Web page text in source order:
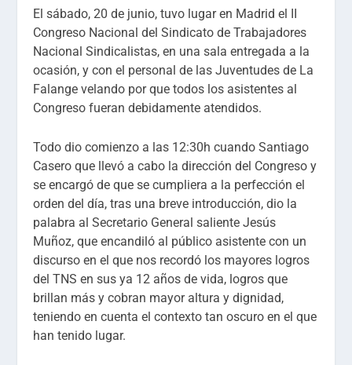
El sábado, 20 de junio, tuvo lugar en Madrid el II
Congreso Nacional del Sindicato de Trabajadores
Nacional Sindicalistas, en una sala entregada a la
ocasión, y con el personal de las Juventudes de La
Falange velando por que todos los asistentes al
Congreso fueran debidamente atendidos.
Todo dio comienzo a las 12:30h cuando Santiago
Casero que llevó a cabo la dirección del Congreso y
se encargó de que se cumpliera a la perfección el
orden del día, tras una breve introducción, dio la
palabra al Secretario General saliente Jesús
Muñoz, que encandiló al público asistente con un
discurso en el que nos recordó los mayores logros
del TNS en sus ya 12 años de vida, logros que
brillan más y cobran mayor altura y dignidad,
teniendo en cuenta el contexto tan oscuro en el que
han tenido lugar.